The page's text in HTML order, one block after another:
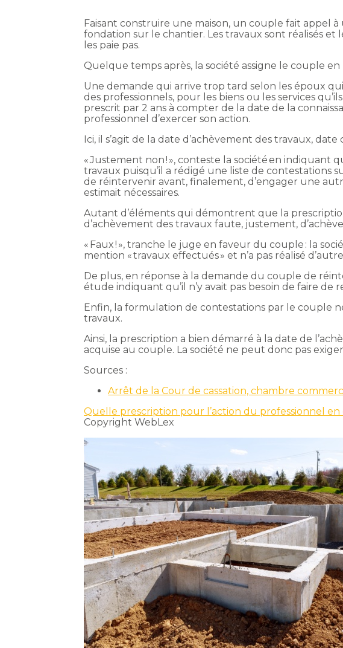
Faisant construire une maison, un couple fait appel
fondation sur le chantier. Les travaux sont réalisés et
les paie pas.
Quelque temps après, la société assigne le couple
Une demande qui arrive trop tard selon les époux
des professionnels, pour les biens ou les services
prescrit par 2 ans à compter de la date de la
professionnel d’exercer son action.
Ici, il s’agit de la date d’achèvement des travaux,
« Justement non ! », conteste la société en indiquant
travaux puisqu’il a rédigé une liste de contestations
de réintervenir avant, finalement, d’engager une
estimait nécessaires.
Autant d’éléments qui démontrent que la
d’achèvement des travaux faute, justement,
« Faux ! », tranche le juge en faveur du couple : la
mention « travaux effectués » et n’a pas réalisé
De plus, en réponse à la demande du couple de
étude indiquant qu’il n’y avait pas besoin de faire de
Enfin, la formulation de contestations par le couple
travaux.
Ainsi, la prescription a bien démarré à la date de
acquise au couple. La société ne peut donc pas
Sources :
Arrêt de la Cour de cassation, chambre
Quelle prescription pour l’action du professionnel en
Copyright WebLex